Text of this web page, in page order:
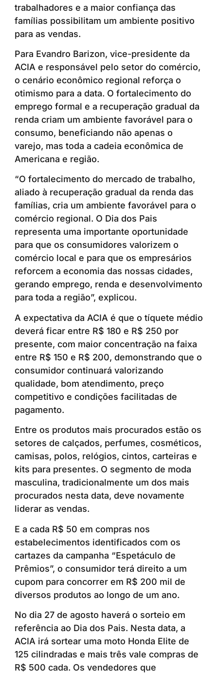
trabalhadores e a maior confiança das
famílias possibilitam um ambiente positivo
para as vendas.
Para Evandro Barizon, vice-presidente da
ACIA e responsável pelo setor do comércio,
o cenário econômico regional reforça o
otimismo para a data. O fortalecimento do
emprego formal e a recuperação gradual da
renda criam um ambiente favorável para o
consumo, beneficiando não apenas o
varejo, mas toda a cadeia econômica de
Americana e região.
“O fortalecimento do mercado de trabalho,
aliado à recuperação gradual da renda das
famílias, cria um ambiente favorável para o
comércio regional. O Dia dos Pais
representa uma importante oportunidade
para que os consumidores valorizem o
comércio local e para que os empresários
reforcem a economia das nossas cidades,
gerando emprego, renda e desenvolvimento
para toda a região”, explicou.
A expectativa da ACIA é que o tíquete médio
deverá ficar entre R$ 180 e R$ 250 por
presente, com maior concentração na faixa
entre R$ 150 e R$ 200, demonstrando que o
consumidor continuará valorizando
qualidade, bom atendimento, preço
competitivo e condições facilitadas de
pagamento.
Entre os produtos mais procurados estão os
setores de calçados, perfumes, cosméticos,
camisas, polos, relógios, cintos, carteiras e
kits para presentes. O segmento de moda
masculina, tradicionalmente um dos mais
procurados nesta data, deve novamente
liderar as vendas.
E a cada R$ 50 em compras nos
estabelecimentos identificados com os
cartazes da campanha “Espetáculo de
Prêmios”, o consumidor terá direito a um
cupom para concorrer em R$ 200 mil de
diversos produtos ao longo de um ano.
No dia 27 de agosto haverá o sorteio em
referência ao Dia dos Pais. Nesta data, a
ACIA irá sortear uma moto Honda Elite de
125 cilindradas e mais três vale compras de
R$ 500 cada. Os vendedores que